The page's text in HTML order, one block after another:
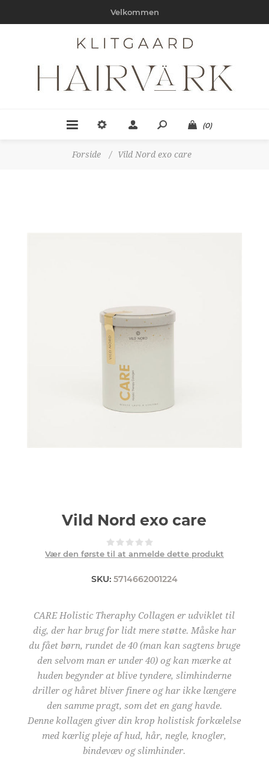
Velkommen
(0)
Forside / Vild Nord exo care
Vild Nord exo care
Vær den første til at anmelde dette produkt
SKU: 5714662001224
CARE Holistic Theraphy Collagen er udviklet til
dig, der har brug for lidt mere støtte. Måske har
du fået børn, rundet de 40 (man kan sagtens bruge
den selvom man er under 40) og kan mærke at
huden begynder at blive tyndere, slimhinderne
driller og håret bliver finere og har ikke længere
den samme pragt, som det en gang havde.
Denne kollagen giver din krop holistisk forkælelse
med kærlig pleje af hud, hår, negle, knogler,
bindevæv og slimhinder.